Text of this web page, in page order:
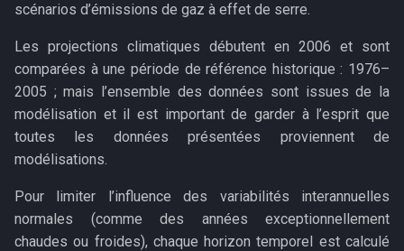
scénarios d’émissions de gaz à effet de serre.
Les projections climatiques débutent en 2006 et sont
comparées à une période de référence historique : 1976–
2005 ; mais l’ensemble des données sont issues de la
modélisation et il est important de garder à l’esprit que
toutes les données présentées proviennent de
modélisations.
Pour limiter l’influence des variabilités interannuelles
normales (comme des années exceptionnellement
chaudes ou froides), chaque horizon temporel est calculé